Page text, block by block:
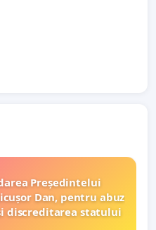
Președintelui
Dan, pentru abuz
discreditarea statului